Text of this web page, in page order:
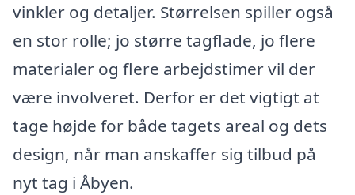
vinkler og detaljer. Størrelsen spiller også
en stor rolle; jo større tagflade, jo flere
materialer og flere arbejdstimer vil der
være involveret. Derfor er det vigtigt at
tage højde for både tagets areal og dets
design, når man anskaffer sig tilbud på
nyt tag i Åbyen.